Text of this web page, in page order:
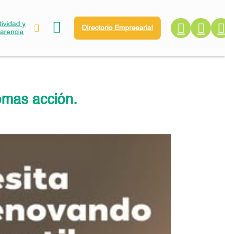
y
Directorio Empresarial
acción.